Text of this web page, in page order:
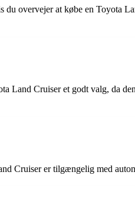
overvejer at købe en Toyota
Land Cruiser et godt valg, da
Cruiser er tilgængelig med